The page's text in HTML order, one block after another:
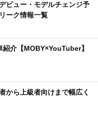
ビュー・モデルチェンジ予
ーク情報一覧
介【MOBY×YouTuber】
から上級者向けまで幅広く